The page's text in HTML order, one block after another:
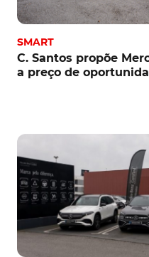
SMART
C. Santos propõe
a preço de